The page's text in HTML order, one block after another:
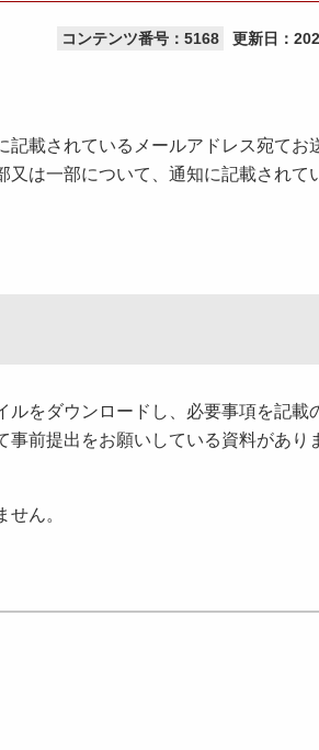
コンテンツ番号：5168 更新日：
載されているメールアドレス宛てお
は一部について、通知に記載されて
をダウンロードし、必要事項を記載
前提出をお願いしている資料があり
ん。